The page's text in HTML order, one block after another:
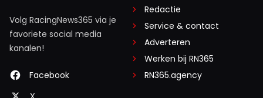
Volg RacingNews365 via je
favoriete social media
kanalen!
Facebook
Redactie
Service & contact
Adverteren
Werken bij RN365
RN365.agency